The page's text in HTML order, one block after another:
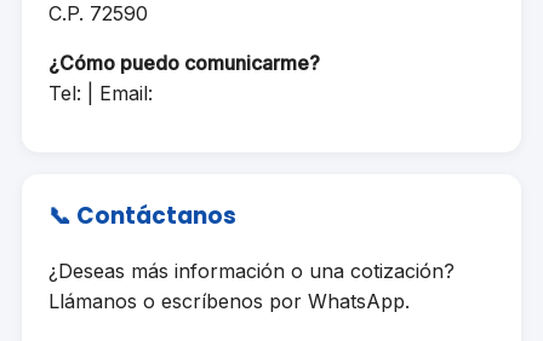
C.P. 72590
¿Cómo puedo comunicarme?
Tel: | Email:
📞 Contáctanos
¿Deseas más información o una cotización?
Llámanos o escríbenos por WhatsApp.